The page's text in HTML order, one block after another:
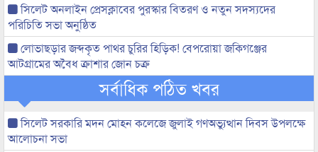
সিলেট অনলাইন প্রেসক্লাবের পুরস্কার বিতরণ ও নতুন সদস্যদের
পরিচিতি সভা অনুষ্ঠিত
লোভাছড়ার জব্দকৃত পাথর চুরির হিড়িক! বেপরোয়া জকিগঞ্জের
আটগ্রামের অবৈধ ক্রাশার জোন চক্র
সর্বাধিক পঠিত খবর
সিলেট সরকারি মদন মোহন কলেজে জুলাই গণঅভ্যুত্থান দিবস উপলক্ষে
আলোচনা সভা